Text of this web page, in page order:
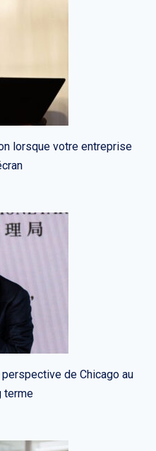
lorsque votre entreprise
de Chicago au
terme